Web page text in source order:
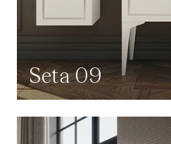
Seta 09